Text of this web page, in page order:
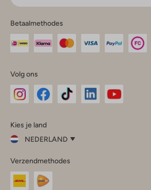
Betaalmethodes
Volg ons
InstagramFacebook
Kies je land
NEDERLAND
je
land
Nederland
Verzendmethodes